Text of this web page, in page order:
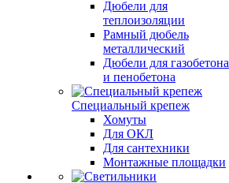
Дюбели для
теплоизоляции
Рамный дюбель
металлический
Дюбели для газобетона
и пенобетона
Специальный крепеж
Хомуты
Для ОКЛ
Для сантехники
Монтажные площадки